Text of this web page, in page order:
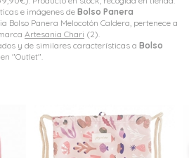
e imágenes de Bolso Panera
Bolso Panera Melocotón Caldera, pertenece a
Artesania Chari (2).
y de similares características a Bolso
en "Outlet".